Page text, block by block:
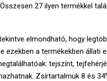
27 ilyen termékkel
elmondható, hogy
ezekben a termékekben állati
tejszínt,
Zsírtartalmuk 8 és